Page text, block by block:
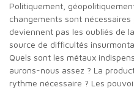
Politiquement,
changements sont
deviennent pas les oubliés de
source de difficultés
Quels sont les métaux indispensables à cette transition ? En
aurons-nous assez ? La
rythme nécessaire ? Les